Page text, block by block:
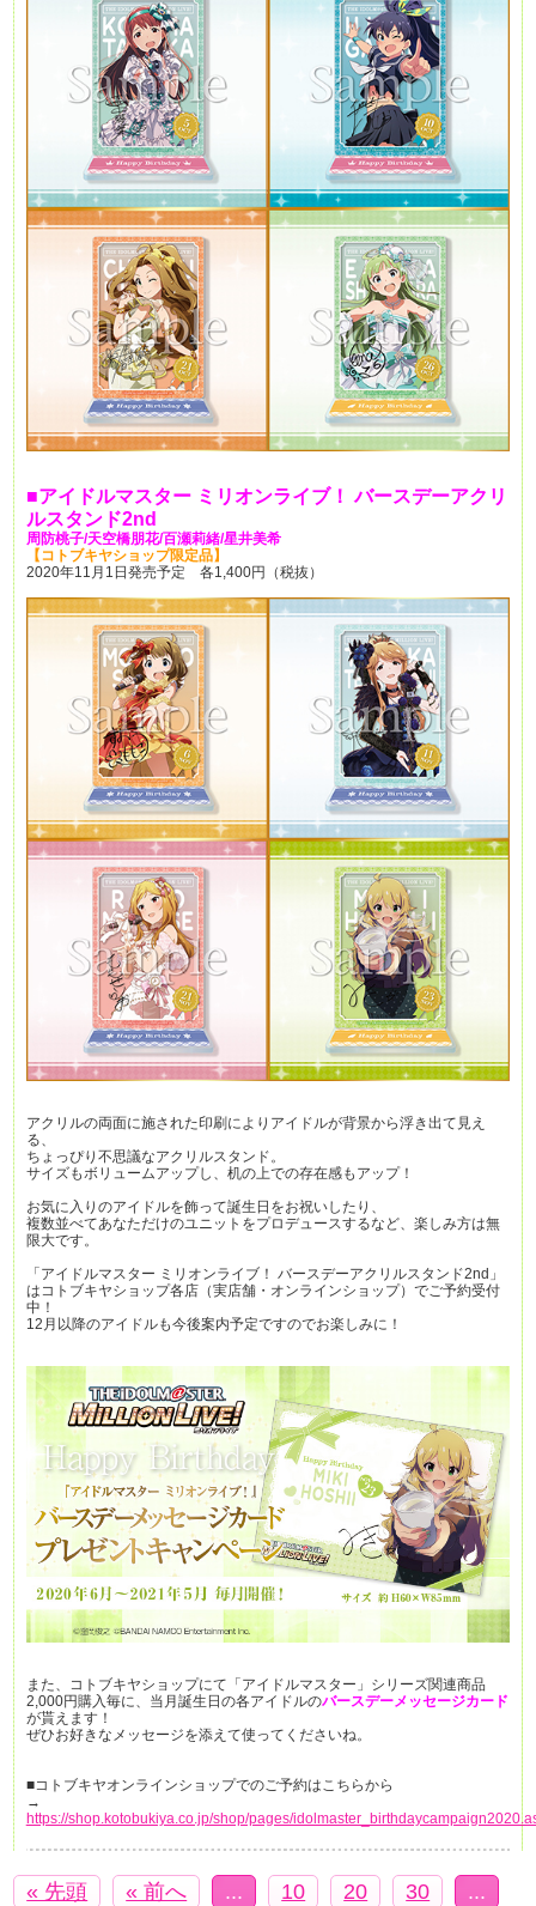
■アイドルマスター ミリオンライブ！バースデーアクリ
ルスタンド2nd
周防桃子/天空橋朋花/百瀬莉緒/星井美希
【コトブキヤショップ限定品】
2020年11月1日発売予定 各1,400円（税抜）
アクリルの両面に施された印刷によりアイドルが背景から浮き出て見え
る、
ちょっぴり不思議なアクリルスタンド。
サイズもボリュームアップし、机の上での存在感もアップ！
お気に入りのアイドルを飾って誕生日をお祝いしたり、
複数並べてあなただけのユニットをプロデュースするなど、楽しみ方は無
限大です。
「アイドルマスター ミリオンライブ！ バースデーアクリルスタンド2nd」
はコトブキヤショップ各店（実店舗・オンラインショップ）でご予約受付
中！
12月以降のアイドルも今後案内予定ですのでお楽しみに！
また、コトブキヤショップにて「アイドルマスター」シリーズ関連商品
2,000円購入毎に、当月誕生日の各アイドルのバースデーメッセージカード
が貰えます！
ぜひお好きなメッセージを添えて使ってくださいね。
■コトブキヤオンラインショップでのご予約はこちらから
→
https://shop.kotobukiya.co.jp/shop/pages/
« 先頭 « 前へ ... 10 20 30 ...